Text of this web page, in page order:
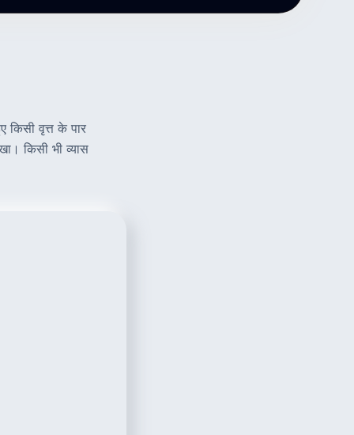
वृत्त के पार
किसी भी व्यास